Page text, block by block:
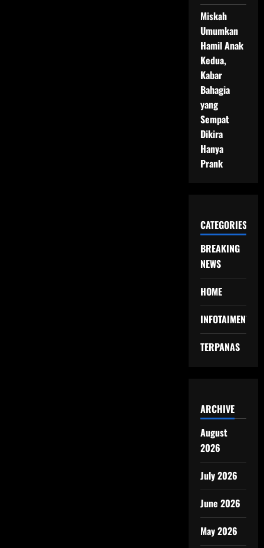
Miskah
Umumkan
Hamil Anak
Kedua,
Kabar
Bahagia
yang
Sempat
Dikira
Hanya
Prank
CATEGORIES
BREAKING
NEWS
HOME
INFOTAIMENT
TERPANAS
ARCHIVE
August
2026
July 2026
June 2026
May 2026